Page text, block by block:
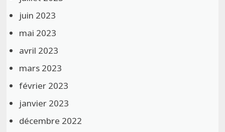
juin 2023
mai 2023
avril 2023
mars 2023
février 2023
janvier 2023
décembre 2022